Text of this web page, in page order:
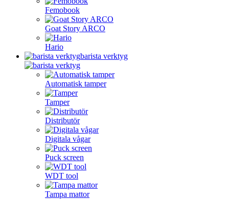
Femobook
Goat Story ARCO
Hario
barista verktyg
Automatisk tamper
Tamper
Distributör
Digitala vågar
Puck screen
WDT tool
Tampa mattor